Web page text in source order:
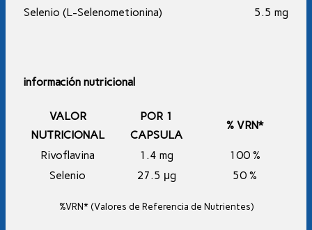
Selenio (L-Selenometionina)
5.5 mg
información nutricional
VALOR
NUTRICIONAL
POR 1
CAPSULA
% VRN*
Rivoflavina 1.4 mg
100 %
Selenio
27.5 μg 50 %
%VRN* (Valores de Referencia de Nutrientes)